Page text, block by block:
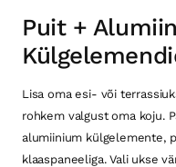
Puit +
Lisa oma esi- või
rohkem valgust oma koju.
alumiinium külgelemente,
klaaspaneeliga. Vali ukse